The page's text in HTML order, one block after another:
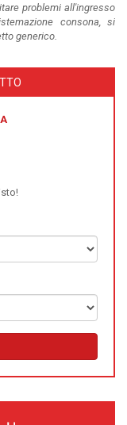
problemi all'ingresso
consona, si
generico.